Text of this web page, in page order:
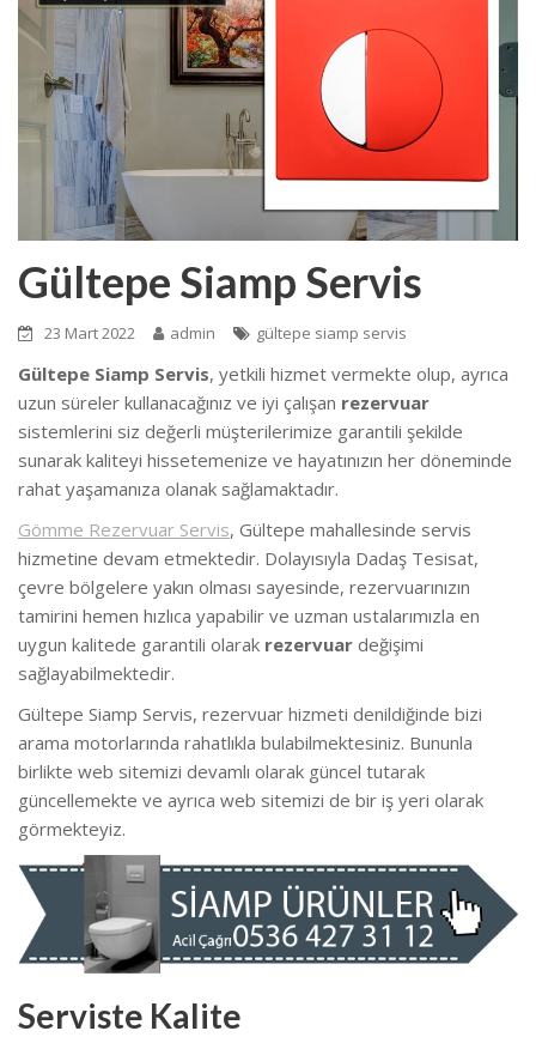
Gültepe Siamp Servis
23 Mart 2022 admin gültepe siamp servis
Gültepe Siamp Servis, yetkili hizmet vermekte olup, ayrıca
uzun süreler kullanacağınız ve iyi çalışan rezervuar
sistemlerini siz değerli müşterilerimize garantili şekilde
sunarak kaliteyi hissetemenize ve hayatınızın her döneminde
rahat yaşamanıza olanak sağlamaktadır.
Gömme Rezervuar Servis, Gültepe mahallesinde servis
hizmetine devam etmektedir. Dolayısıyla Dadaş Tesisat,
çevre bölgelere yakın olması sayesinde, rezervuarınızın
tamirini hemen hızlıca yapabilir ve uzman ustalarımızla en
uygun kalitede garantili olarak rezervuar değişimi
sağlayabilmektedir.
Gültepe Siamp Servis, rezervuar hizmeti denildiğinde bizi
arama motorlarında rahatlıkla bulabilmektesiniz. Bununla
birlikte web sitemizi devamlı olarak güncel tutarak
güncellemekte ve ayrıca web sitemizi de bir iş yeri olarak
görmekteyiz.
Serviste Kalite